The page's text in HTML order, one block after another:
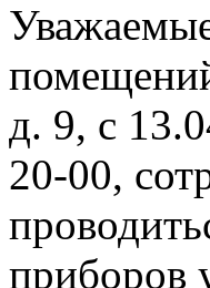
д. 9, с
20-00,
приборов